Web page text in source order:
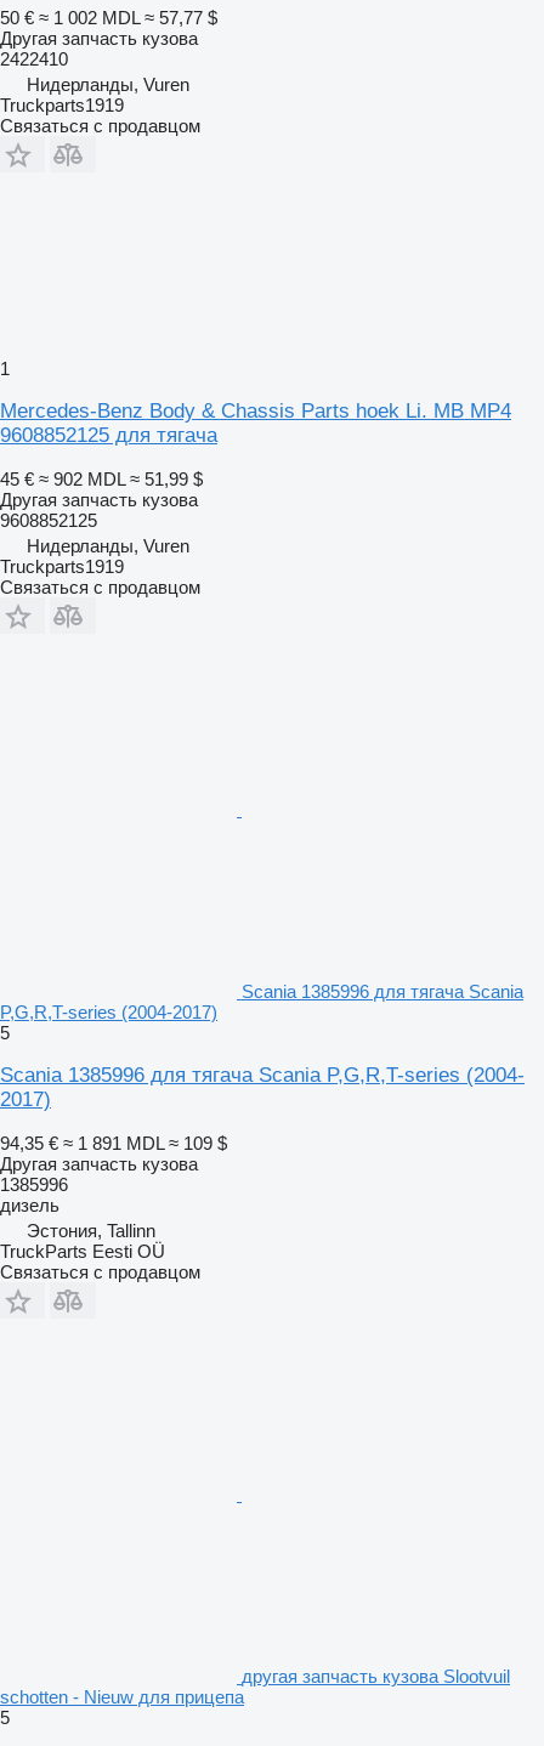
50 € ≈ 1 002 MDL ≈ 57,77 $
Другая запчасть кузова
2422410
Нидерланды, Vuren
Truckparts1919
Связаться с продавцом
1
Mercedes-Benz Body & Chassis Parts hoek Li. MB MP4
9608852125 для тягача
45 € ≈ 902 MDL ≈ 51,99 $
Другая запчасть кузова
9608852125
Нидерланды, Vuren
Truckparts1919
Связаться с продавцом
Scania 1385996 для тягача Scania
P,G,R,T-series (2004-2017)
5
Scania 1385996 для тягача Scania P,G,R,T-series (2004-
2017)
94,35 € ≈ 1 891 MDL ≈ 109 $
Другая запчасть кузова
1385996
дизель
Эстония, Tallinn
TruckParts Eesti OÜ
Связаться с продавцом
другая запчасть кузова Slootvuil
schotten - Nieuw для прицепа
5